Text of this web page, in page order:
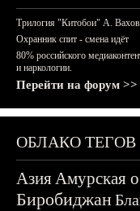
Трилогия "Китобои" А.
Охранник спит - смена идёт
80% российского
и наркологии.
Перейти на форум >>
ОБЛАКО ТЕГОВ
АзияАмурская
Биробиджан